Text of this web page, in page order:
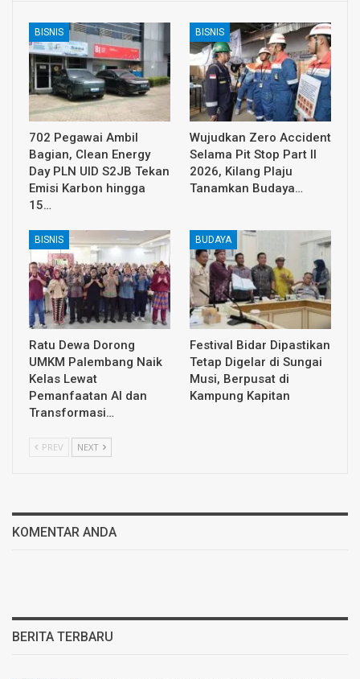
BISNIS
702 Pegawai Ambil
Bagian, Clean Energy
Day PLN UID S2JB Tekan
Emisi Karbon hingga
15…
BISNIS
Wujudkan Zero Accident
Selama Pit Stop Part II
2026, Kilang Plaju
Tanamkan Budaya…
BISNIS
Ratu Dewa Dorong
UMKM Palembang Naik
Kelas Lewat
Pemanfaatan AI dan
Transformasi…
BUDAYA
Festival Bidar Dipastikan
Tetap Digelar di Sungai
Musi, Berpusat di
Kampung Kapitan
PREV NEXT
KOMENTAR ANDA
BERITA TERBARU